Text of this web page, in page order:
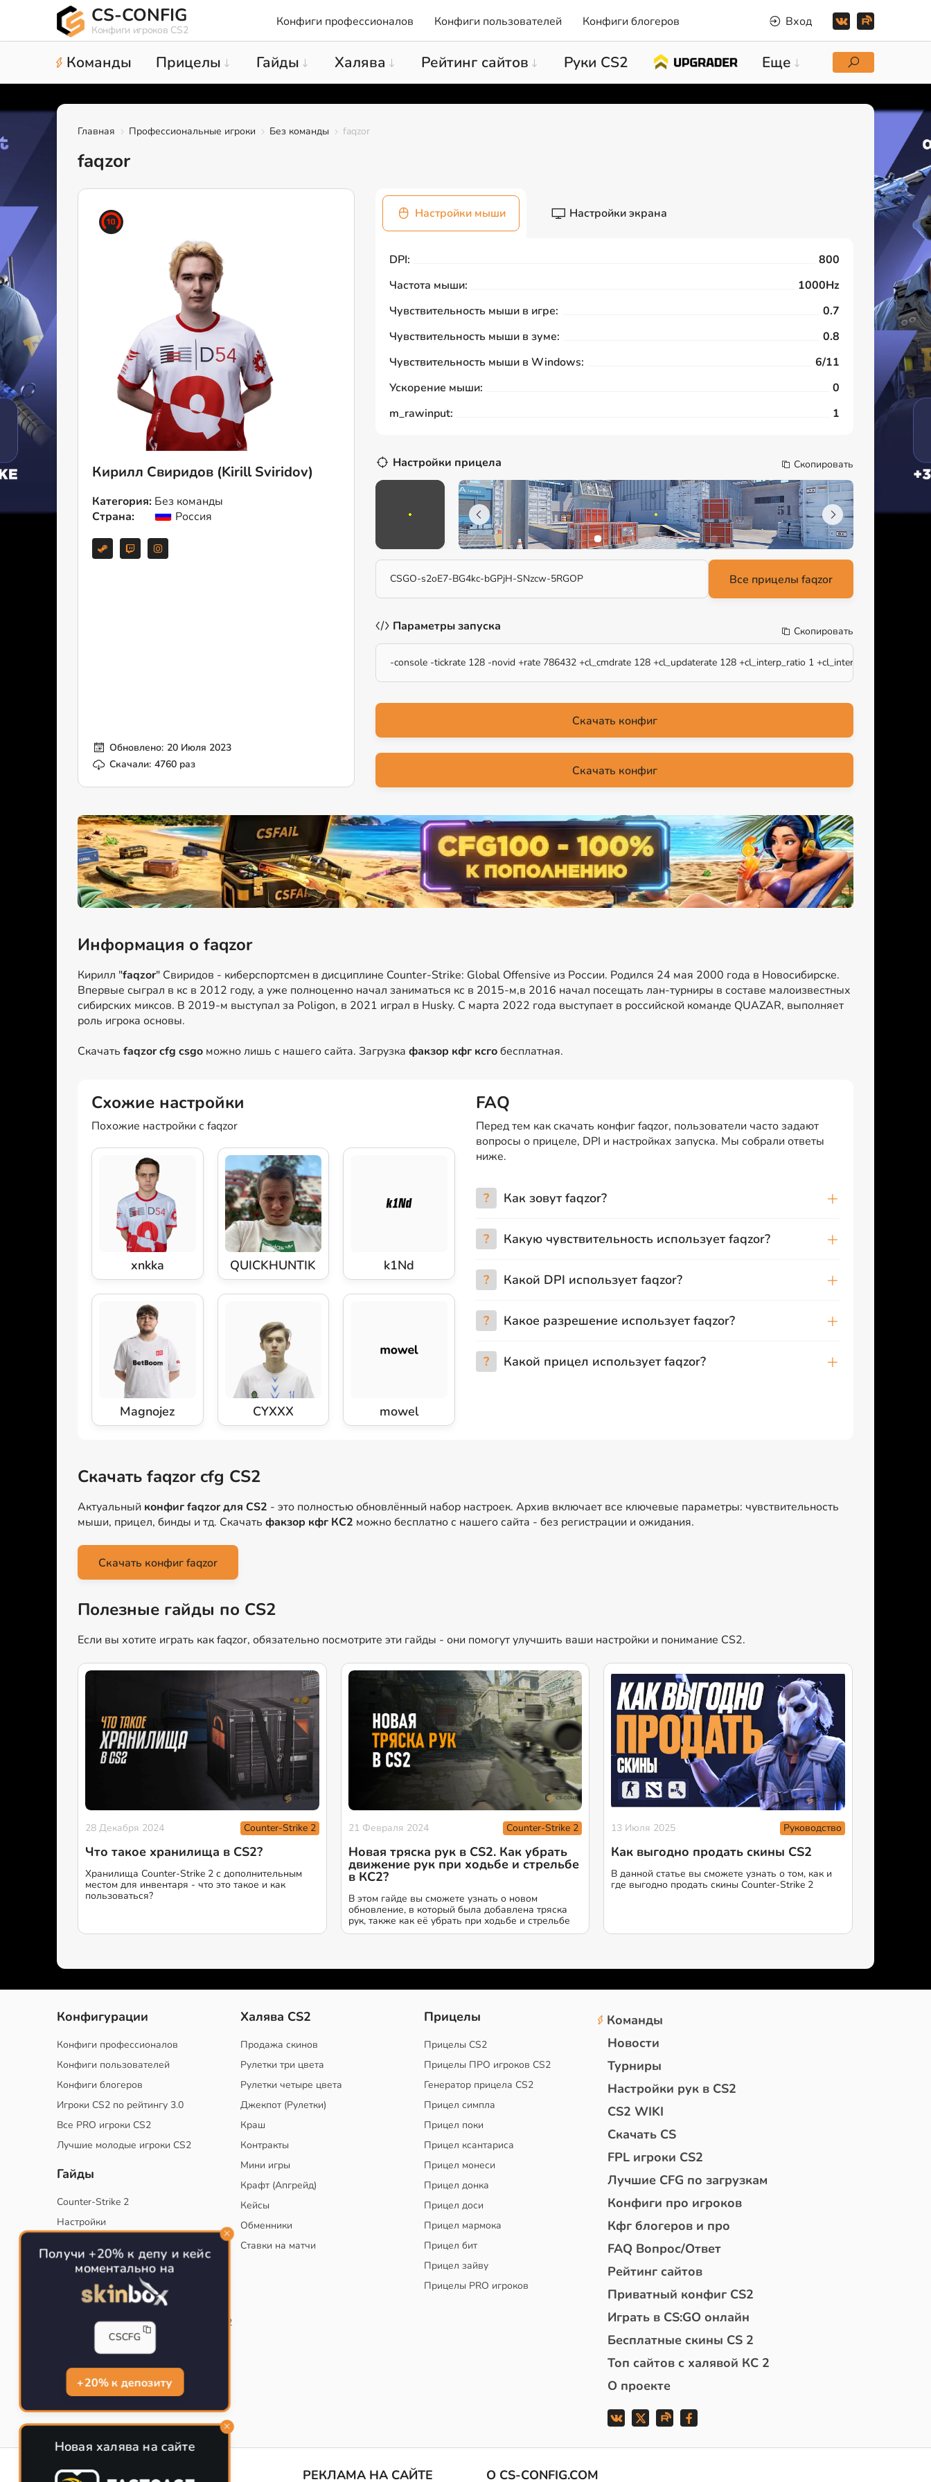
CS-CONFIG
Конфиги игроков CS2
Конфиги профессионалов Конфиги пользователей Конфиги блогеров Вход
Команды Прицелы Гайды Халява Рейтинг сайтов Руки CS2 Еще
Главная Профессиональные игроки Без команды faqzor
faqzor
Кирилл Свиридов (Kirill Sviridov)
Категория: Без команды
Страна:
Россия
Обновлено: 20 Июля 2023
Скачали: 4760 раз
Настройки мыши Настройки экрана
DPI:
800
Частота мыши:
1000Hz
Чувствительность мыши в игре:
0.7
Чувствительность мыши в зуме:
0.8
Чувствительность мыши в Windows:
6/11
Ускорение мыши:
0
m_rawinput:
1
Настройки прицела Скопировать
CSGO-s2oE7-BG4kc-bGPjH-SNzcw-5RGOP
Параметры запуска Скопировать
-console -tickrate 128 -novid +rate 786432 +cl_cmdrate 128 +cl_updaterate 128 +cl_interp_ratio 1 +cl_interp 0
Скачать конфиг
Скачать конфиг
Информация о faqzor
Кирилл "faqzor" Свиридов - киберспортсмен в дисциплине Counter-Strike: Global Offensive из России. Родился 24 мая 2000 года в Новосибирске.
Впервые сыграл в кс в 2012 году, а уже полноценно начал заниматься кс в 2015-м,в 2016 начал посещать лан-турниры в составе малоизвестных
сибирских миксов. В 2019-м выступал за Poligon, в 2021 играл в Husky. С марта 2022 года выступает в российской команде QUAZAR, выполняет
роль игрока основы.
Скачать faqzor cfg csgo можно лишь с нашего сайта. Загрузка факзор кфг ксгобесплатная.
Схожие настройки
Похожие настройки с faqzor
xnkka QUICKHUNTIK k1Nd
Magnojez CYXXX mowel
FAQ
Перед тем как скачать конфиг faqzor, пользователи часто задают
вопросы о прицеле, DPI и настройках запуска. Мы собрали ответы
ниже.
? Как зовут faqzor?
? Какую чувствительность использует faqzor?
? Какой DPI использует faqzor?
? Какое разрешение использует faqzor?
? Какой прицел использует faqzor?
Скачать faqzor cfg CS2
Актуальный конфиг faqzor для CS2 - это полностью обновлённый набор настроек. Архив включает все ключевые параметры: чувствительность
мыши, прицел, бинды и тд. Скачать факзор кфг КС2 можно бесплатно с нашего сайта - без регистрации и ожидания.
Скачать конфиг faqzor
Полезные гайды по CS2
Если вы хотите играть как faqzor, обязательно посмотрите эти гайды - они помогут улучшить ваши настройки и понимание CS2.
28 Декабря 2024 Counter-Strike 2
Что такое хранилища в CS2?
Хранилища Counter-Strike 2 с дополнительным
местом для инвентаря - что это такое и как
пользоваться?
21 Февраля 2024 Counter-Strike 2
Новая тряска рук в CS2. Как убрать
движение рук при ходьбе и стрельбе
в КС2?
В этом гайде вы сможете узнать о новом
обновление, в который была добавлена тряска
рук, также как её убрать при ходьбе и стрельбе
13 Июля 2025 Руководство
Как выгодно продать скины CS2
В данной статье вы сможете узнать о том, как и
где выгодно продать скины Counter-Strike 2
Конфигурации
Конфиги профессионалов
Конфиги пользователей
Конфиги блогеров
Игроки CS2 по рейтингу 3.0
Все PRO игроки CS2
Лучшие молодые игроки CS2
Гайды
Counter-Strike 2
Настройки
Тактики
Конфиг для тренировок в CS
Как сохранить свой конфиг CS
Инста смоки на карте de_mirage в CS2
Рабочий бинд на Jumpthrow
Халява CS2
Продажа скинов
Рулетки три цвета
Рулетки четыре цвета
Джекпот (Рулетки)
Краш
Контракты
Мини игры
Крафт (Апгрейд)
Кейсы
Обменники
Ставки на матчи
Прицелы
Прицелы CS2
Прицелы ПРО игроков CS2
Генератор прицела CS2
Прицел симпла
Прицел поки
Прицел ксантариса
Прицел монеси
Прицел донка
Прицел доси
Прицел мармока
Прицел бит
Прицел зайву
Прицелы PRO игроков
Команды
Новости
Турниры
Настройки рук в CS2
CS2 WIKI
Скачать CS
FPL игроки CS2
Лучшие CFG по загрузкам
Конфиги про игроков
Кфг блогеров и про
FAQ Вопрос/Ответ
Рейтинг сайтов
Приватный конфиг CS2
Играть в CS:GO онлайн
Бесплатные скины CS 2
Топ сайтов с халявой КС 2
О проекте
РЕКЛАМА НА САЙТЕ О CS-CONFIG.COM
Получи +20% к депу и кейс
моментально на
CSCFG
+20% к депозиту
Новая халява на сайте